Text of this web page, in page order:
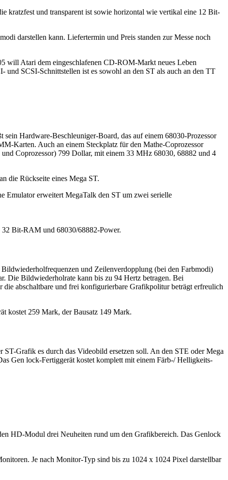
kratzfest und transparent ist sowie horizontal wie vertikal eine 12 Bit-
darstellen kann. Liefertermin und Preis standen zur Messe noch
will Atari dem eingeschlafenen CD-ROM-Markt neues Leben
SCSI-Schnittstellen ist es sowohl an den ST als auch an den TT
Hardware-Beschleuniger-Board, das auf einem 68030-Prozessor
Karten. Auch an einem Steckplatz für den Mathe-Coprozessor
Coprozessor) 799 Dollar, mit einem 33 MHz 68030, 68882 und 4
die Rückseite eines Mega ST.
Emulator erweitert MegaTalk den ST um zwei serielle
Bit-RAM und 68030/68882-Power.
und Zeilenverdopplung (bei den Farbmodi)
Die Bildwiederholrate kann bis zu 94 Hertz betragen. Bei
abschaltbare und frei konfigurierbare Grafikpolitur beträgt erfreulich
kostet 259 Mark, der Bausatz 149 Mark.
Grafik es durch das Videobild ersetzen soll. An den STE oder Mega
Gen lock-Fertiggerät kostet komplett mit einem Färb-/ Helligkeits-
HD-Modul drei Neuheiten rund um den Grafikbereich. Das Genlock
Je nach Monitor-Typ sind bis zu 1024 x 1024 Pixel darstellbar